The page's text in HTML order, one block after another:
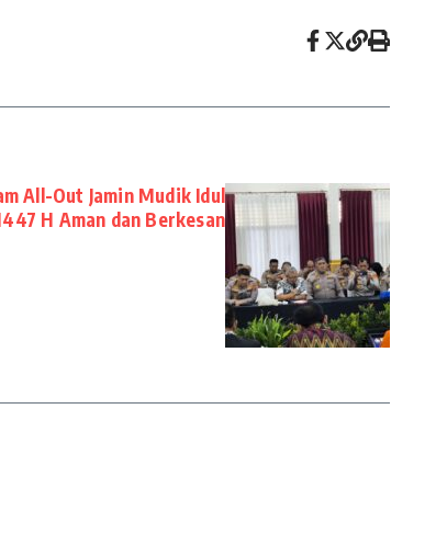
All-Out Jamin Mudik Idul
H Aman dan Berkesan